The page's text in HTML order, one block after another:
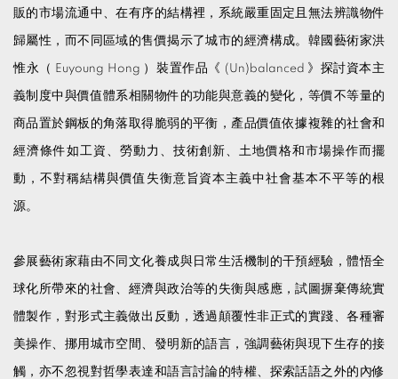
販的市場流通中、在有序的結構裡，系統嚴重固定且無法辨識物件
歸屬性，而不同區域的售價揭示了城市的經濟構成。韓國藝術家洪
惟永（ Euyoung Hong ）裝置作品《 (Un)balanced 》探討資本主
義制度中與價值體系相關物件的功能與意義的變化，等價不等量的
商品置於鋼板的角落取得脆弱的平衡，產品價值依據複雜的社會和
經濟條件如工資、勞動力、技術創新、土地價格和市場操作而擺
動，不對稱結構與價值失衡意旨資本主義中社會基本不平等的根
源。
參展藝術家藉由不同文化養成與日常生活機制的干預經驗，體悟全
球化所帶來的社會、經濟與政治等的失衡與感應，試圖摒棄傳統實
體製作，對形式主義做出反動，透過顛覆性非正式的實踐、各種審
美操作、挪用城市空間、發明新的語言，強調藝術與現下生存的接
觸，亦不忽視對哲學表達和語言討論的特權、探索話語之外的內修